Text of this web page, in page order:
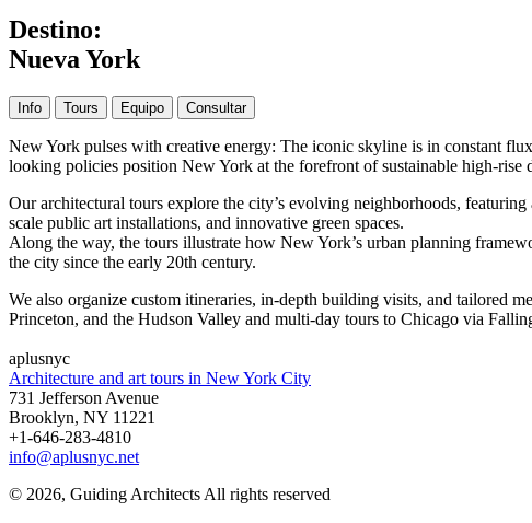
Destino:
Nueva York
Info Tours Equipo Consultar
New York pulses with creative energy: The iconic skyline is in constant
looking policies position New York at the forefront of sustainable high-rise
Our architectural tours explore the city’s evolving neighborhoods,
scale public art installations, and innovative green spaces.
Along the way, the tours illustrate how New York’s urban planning
the city since the early 20th century.
We also organize custom itineraries, in-depth building visits, and tailored
Princeton, and the Hudson Valley and multi-day tours to Chicago via
aplusnyc
Architecture and art tours in New York City
731 Jefferson Avenue
Brooklyn, NY 11221
+1-646-283-4810
info@aplusnyc.net
© 2026, Guiding Architects All rights reserved